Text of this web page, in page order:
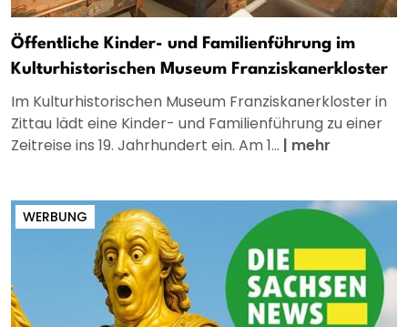
Öffentliche Kinder- und Familienführung im
Kulturhistorischen Museum Franziskanerkloster
Im Kulturhistorischen Museum Franziskanerkloster in
Zittau lädt eine Kinder- und Familienführung zu einer
Zeitreise ins 19. Jahrhundert ein. Am 1... | mehr
WERBUNG